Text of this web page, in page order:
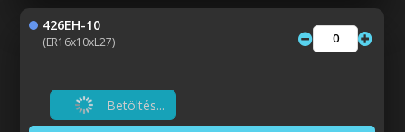
426EH-10
(ER16x10xL27)
Betöltés...